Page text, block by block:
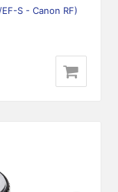
S - Canon RF)